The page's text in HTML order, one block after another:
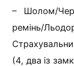
– Шолом/
ремінь/
(4, два із